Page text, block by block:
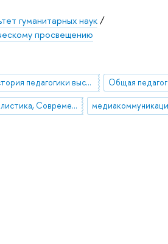
гуманитарных наук/
просвещению
история педагогики высшей профессиональной школы
Журналистика, Современные медиа и телевидение